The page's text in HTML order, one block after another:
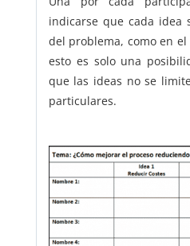
indicarse que cada idea
del problema, como en
esto es solo una
que las ideas no se
particulares.